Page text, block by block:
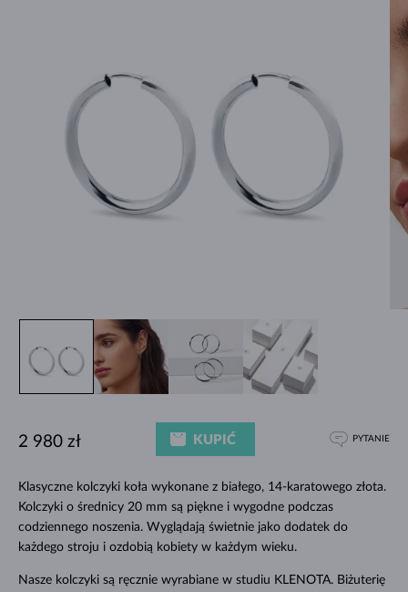
Klasyczne kolczyki koła wykonane z białego, 14-karatowego złota.
Kolczyki o średnicy 20 mm są piękne i wygodne podczas
codziennego noszenia. Wyglądają świetnie jako dodatek do
każdego stroju i ozdobią kobiety w każdym wieku.
Nasze kolczyki są ręcznie wyrabiane w studiu KLENOTA. Biżuterię
2 980 zł KUPIĆ PYTANIE